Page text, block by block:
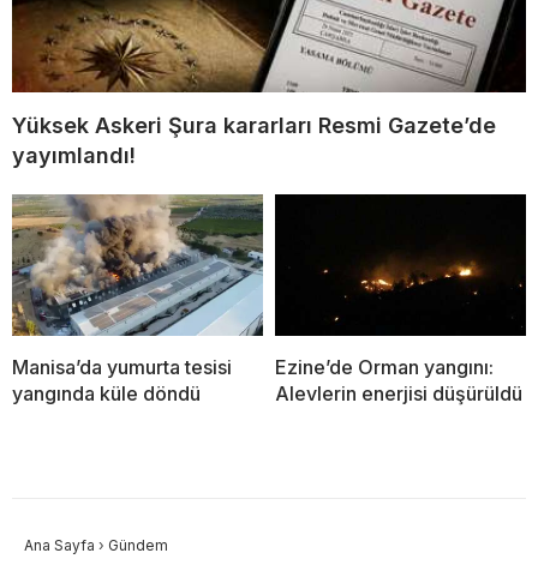
Yüksek Askeri Şura kararları Resmi Gazete’de
yayımlandı!
Manisa’da yumurta tesisi
yangında küle döndü
Ezine’de Orman yangını:
Alevlerin enerjisi düşürüldü
Ana Sayfa › Gündem